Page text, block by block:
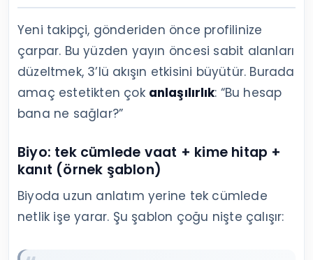
Yeni takipçi, gönderiden önce profilinize
çarpar. Bu yüzden yayın öncesi sabit alanları
düzeltmek, 3’lü akışın etkisini büyütür. Burada
amaç estetikten çok anlaşılırlık: “Bu hesap
bana ne sağlar?”
Biyo: tek cümlede vaat + kime hitap +
kanıt (örnek şablon)
Biyoda uzun anlatım yerine tek cümlede
netlik işe yarar. Şu şablon çoğu nişte çalışır: